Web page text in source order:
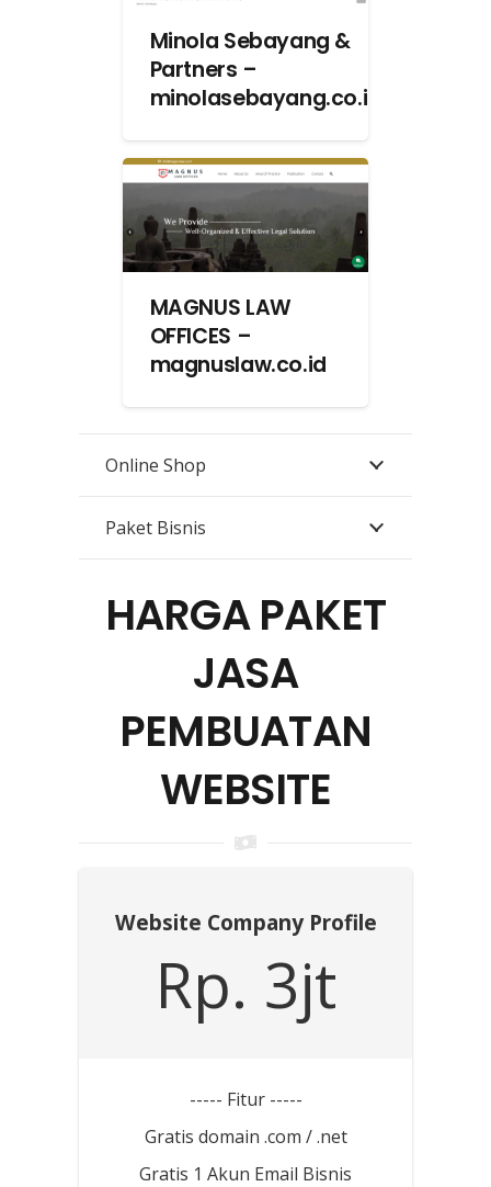
Minola Sebayang &
Partners –
minolasebayang.co.id
MAGNUS LAW
OFFICES –
magnuslaw.co.id
Online Shop
Paket Bisnis
HARGA PAKET
JASA
PEMBUATAN
WEBSITE
Website Company Profile
Rp. 3jt
----- Fitur -----
Gratis domain .com / .net
Gratis 1 Akun Email Bisnis